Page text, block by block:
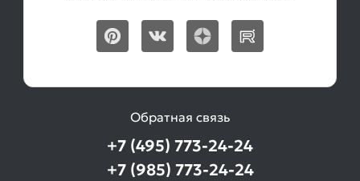
Обратная связь
+7 (495) 773-24-24
+7 (985) 773-24-24